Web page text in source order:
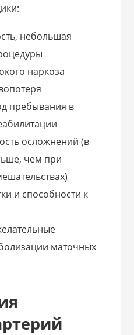
небольшая
наркоза
пребывания в
осложнений (в
чем при
и способности к
маточных